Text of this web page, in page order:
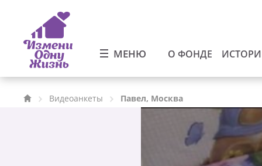
МЕНЮ О ФОНДЕ
Видеоанкеты Павел, Москва